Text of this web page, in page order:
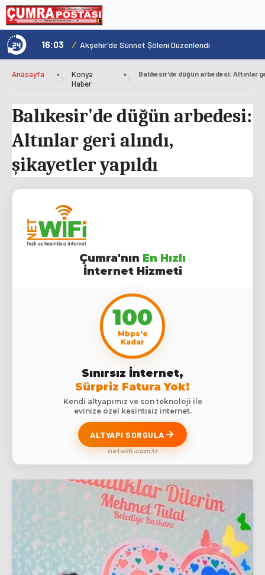
ÇAYIRBAĞI CADDESİ ARTIK DAHA KONFORLU 16:03 / Akşehir'de Sünnet Şöleni Düzenlendi
Anasayfa »
Konya
Haber
»
Balıkesir'de düğün arbedesi:
Altınlar geri alındı,
şikayetler yapıldı
Çumra'nın En Hızlı
İnternet Hizmeti
100
Mbps'e
Kadar
Sınırsız İnternet,
Sürpriz Fatura Yok!
Kendi altyapımız ve son teknoloji ile
evinize özel kesintisiz internet.
ALTYAPI SORGULA
netwifi.com.tr